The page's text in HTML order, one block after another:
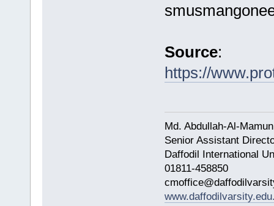
Source:
https://
Md. Abdullah-Al-
Senior Assistant
Daffodil International
01811-458850